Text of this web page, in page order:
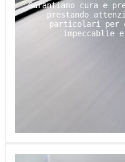
Garantiamo cura e
prestando
particolari per
impeccablie